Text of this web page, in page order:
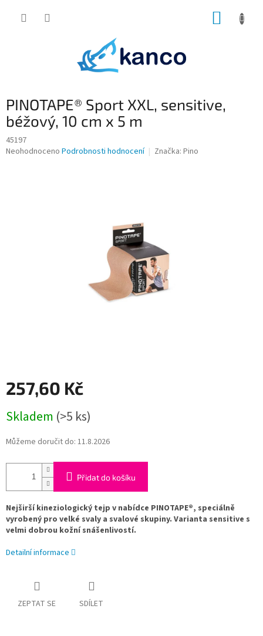
PINOTAPE® Sport XXL, sensitive,
béžový, 10 cm x 5 m
45197
Průměrné
Neohodnoceno Podrobnosti hodnocení Značka: Pino
257,60 Kč
cena:
Skladem (>5 ks)
Můžeme doručit do: 11.8.2026
Přidat do košíku
Nejširší kineziologický tejp v nabídce PINOTAPE®, speciálně
vyrobený pro velké svaly a svalové skupiny. Varianta sensitive s
velmi dobrou kožní snášenlivostí.
Detailní informace
ZEPTAT SE SDÍLET